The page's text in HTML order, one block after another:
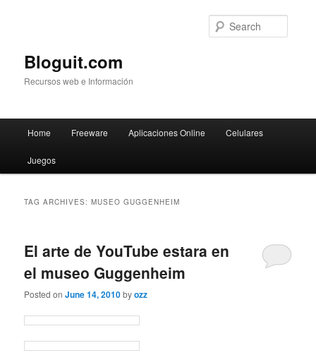
Bloguit.com
Recursos web e Información
Skip
to
Skip
to
Home Freeware Aplicaciones Online Celulares
Juegos
TAG ARCHIVES:MUSEO GUGGENHEIM
El arte de YouTube estara en
el museo Guggenheim
Posted onJune 14, 2010byozz